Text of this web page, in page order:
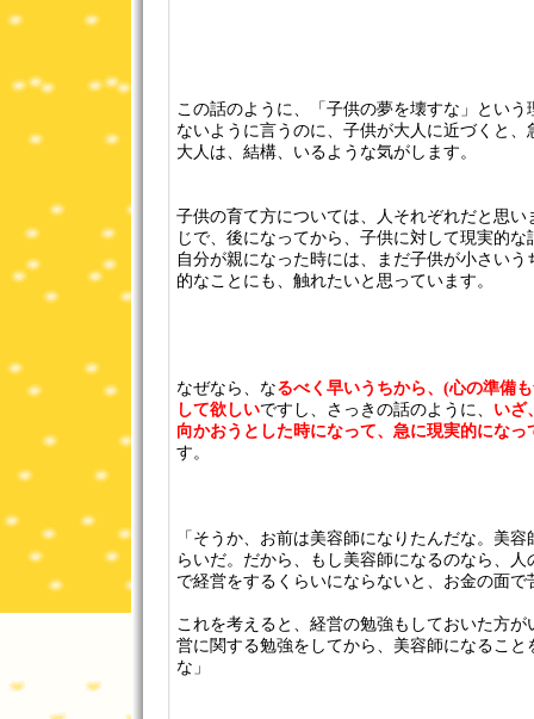
この話のように、「子供の夢を壊すな」とい
ないように言うのに、子供が大人に近づくと
大人は、結構、いるような気がします。
子供の育て方については、人それぞれだと思
じで、後になってから、子供に対して現実的
自分が親になった時には、まだ子供が小さい
的なことにも、触れたいと思っています。
なぜなら、なるべく早いうちから、(心の準備
して欲しいですし、さっきの話のように、 いざ
向かおうとした時になって、急に現実的にな
す。
「そうか、お前は美容師になりたんだな。美
らいだ。だから、もし美容師になるのなら、
で経営をするくらいにならないと、お金の面
これを考えると、経営の勉強もしておいた方
営に関する勉強をしてから、美容師になるこ
な」